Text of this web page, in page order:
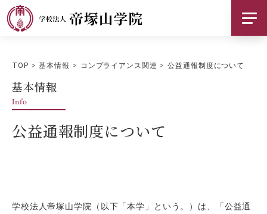
お知らせ
採用情報
TOP 基本情報 コンプライアンス関連 公益通報制度について
基本情報
Info
公益通報制度について
学校法人帝塚山学院（以下「本学」という。）は、「公益通